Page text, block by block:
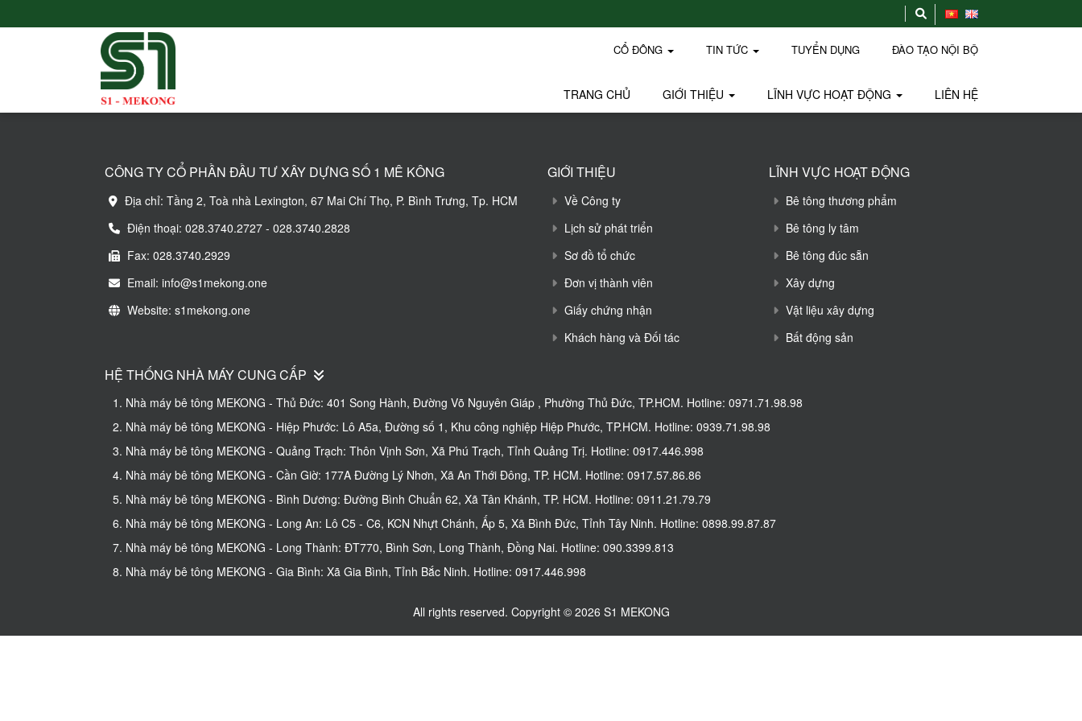
CỔ ĐÔNG TIN TỨC TUYỂN DỤNG ĐÀO TẠO NỘI BỘ
TRANG CHỦ GIỚI THIỆU LĨNH VỰC HOẠT ĐỘNG LIÊN HỆ
CÔNG TY CỔ PHẦN ĐẦU TƯ XÂY DỰNG SỐ 1 MÊ KÔNG
Địa chỉ: Tầng 2, Toà nhà Lexington, 67 Mai Chí Thọ, P. Bình Trưng, Tp. HCM
Điện thoại: 028.3740.2727 - 028.3740.2828
Fax: 028.3740.2929
Email: info@s1mekong.one
Website: s1mekong.one
GIỚI THIỆU
Về Công ty
Lịch sử phát triển
Sơ đồ tổ chức
Đơn vị thành viên
Giấy chứng nhận
Khách hàng và Đối tác
LĨNH VỰC HOẠT ĐỘNG
Bê tông thương phẩm
Bê tông ly tâm
Bê tông đúc sẵn
Xây dựng
Vật liệu xây dựng
Bất động sản
HỆ THỐNG NHÀ MÁY CUNG CẤP
1. Nhà máy bê tông MEKONG - Thủ Đức: 401 Song Hành, Đường Võ Nguyên Giáp , Phường Thủ Đức, TP.HCM. Hotline: 0971.71.98.98
2. Nhà máy bê tông MEKONG - Hiệp Phước: Lô A5a, Đường số 1, Khu công nghiệp Hiệp Phước, TP.HCM. Hotline: 0939.71.98.98
3. Nhà máy bê tông MEKONG - Quảng Trạch: Thôn Vịnh Sơn, Xã Phú Trạch, Tỉnh Quảng Trị. Hotline: 0917.446.998
4. Nhà máy bê tông MEKONG - Cần Giờ: 177A Đường Lý Nhơn, Xã An Thới Đông, TP. HCM. Hotline: 0917.57.86.86
5. Nhà máy bê tông MEKONG - Bình Dương: Đường Bình Chuẩn 62, Xã Tân Khánh, TP. HCM. Hotline: 0911.21.79.79
6. Nhà máy bê tông MEKONG - Long An: Lô C5 - C6, KCN Nhựt Chánh, Ấp 5, Xã Bình Đức, Tỉnh Tây Ninh. Hotline: 0898.99.87.87
7. Nhà máy bê tông MEKONG - Long Thành: ĐT770, Bình Sơn, Long Thành, Đồng Nai. Hotline: 090.3399.813
8. Nhà máy bê tông MEKONG - Gia Bình: Xã Gia Bình, Tỉnh Bắc Ninh. Hotline: 0917.446.998
All rights reserved. Copyright © 2026 S1 MEKONG